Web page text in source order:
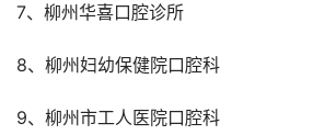
7、柳州华喜口腔诊所
8、柳州妇幼保健院口腔科
9、柳州市工人医院口腔科